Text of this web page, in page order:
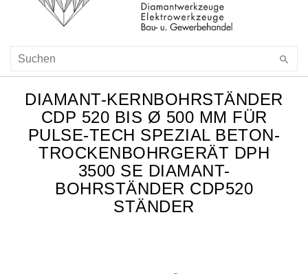
DIAMANT-KERNBOHRSTÄNDER
CDP 520 BIS Ø 500 MM FÜR
PULSE-TECH SPEZIAL BETON-
TROCKENBOHRGERÄT DPH
3500 SE DIAMANT-
BOHRSTÄNDER CDP520
STÄNDER